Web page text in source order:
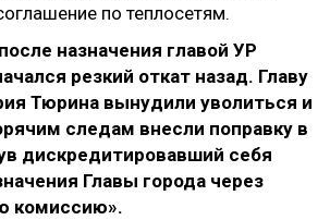
по теплосетям.
назначения главой УР
резкий откат назад. Главу
Тюрина вынудили уволиться и
следам внесли поправку в
дискредитировавший себя
Главы города через
комиссию».